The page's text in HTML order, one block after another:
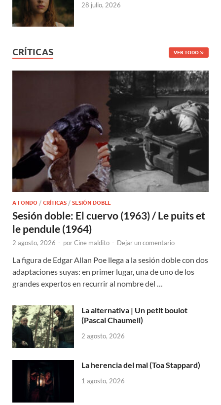
28 julio, 2026
CRÍTICAS VER TODO
A FONDO / CRÍTICAS / SESIÓN DOBLE
Sesión doble: El cuervo (1963) / Le puits et
le pendule (1964)
2 agosto, 2026 - porCine maldito - Dejar un comentario
La figura de Edgar Allan Poe llega a la sesión doble con dos
adaptaciones suyas: en primer lugar, una de uno de los
grandes expertos en recurrir al nombre del …
La alternativa | Un petit boulot
(Pascal Chaumeil)
2 agosto, 2026
La herencia del mal (Toa Stappard)
1 agosto, 2026